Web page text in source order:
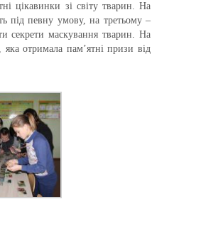
цікавинки зі світу тварин. На
під певну умову, на третьому –
секрети маскування тварин. На
отримала пам’ятні призи від